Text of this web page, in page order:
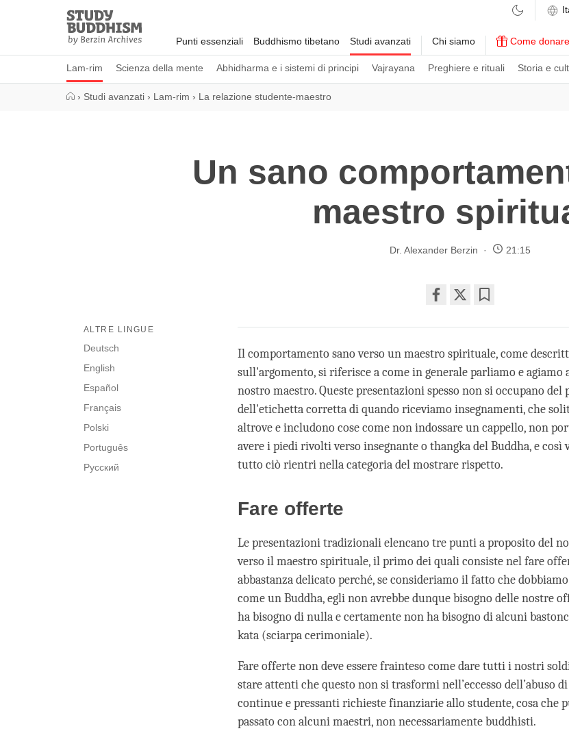
Study
Buddhism
Home
Punti essenziali Buddhismo tibetano Studi avanzati
Lam-rim Scienza della mente Abhidharma e i sistemi di principi Vajrayana Preghiere e rituali Storia e
Chi siamo Come donare
› Studi avanzati › Lam-rim › La relazione studente-maestro
Un sano
maestro
Dr. Alexander Berzin 21:15
on
facebook
ALTRE LINGUE
Deutsch
English
Español
Français
Polski
Português
Русский
Il comportamento sano verso un maestro spirituale, come
sull'argomento, si riferisce a come in generale parliamo e agiamo
nostro maestro. Queste presentazioni spesso non si occupano del
dell'etichetta corretta di quando riceviamo insegnamenti, che
altrove e includono cose come non indossare un cappello, non
avere i piedi rivolti verso insegnante o thangka del Buddha, e così
tutto ciò rientri nella categoria del mostrare rispetto.
Fare offerte
Le presentazioni tradizionali elencano tre punti a proposito del
verso il maestro spirituale, il primo dei quali consiste nel fare
abbastanza delicato perché, se consideriamo il fatto che
come un Buddha, egli non avrebbe dunque bisogno delle nostre
ha bisogno di nulla e certamente non ha bisogno di alcuni
kata (sciarpa cerimoniale).
Fare offerte non deve essere frainteso come dare tutti i nostri
stare attenti che questo non si trasformi nell’eccesso dell’abuso
continue e pressanti richieste finanziarie allo studente, cosa che
passato con alcuni maestri, non necessariamente buddhisti.